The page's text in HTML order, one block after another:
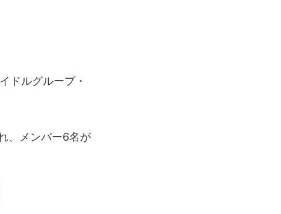
ドルグループ・
、メンバー6名が